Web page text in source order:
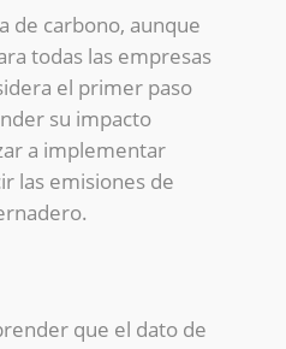
de carbono, aunque
todas las empresas
el primer paso
su impacto
a implementar
las emisiones de
que el dato de